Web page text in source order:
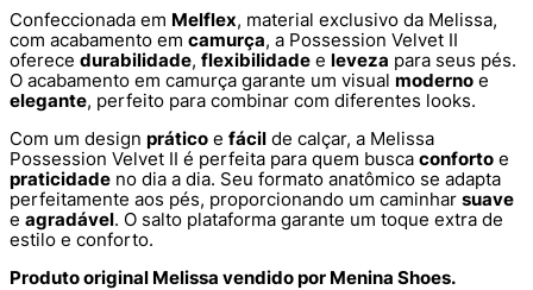
Confeccionada em Melflex, material exclusivo da Melissa,
com acabamento em camurça, a Possession Velvet II
oferece durabilidade, flexibilidade e leveza para seus pés.
O acabamento em camurça garante um visual moderno e
elegante, perfeito para combinar com diferentes looks.
Com um design prático e fácil de calçar, a Melissa
Possession Velvet II é perfeita para quem busca conforto e
praticidade no dia a dia. Seu formato anatômico se adapta
perfeitamente aos pés, proporcionando um caminhar suave
e agradável. O salto plataforma garante um toque extra de
estilo e conforto.
Produto original Melissa vendido por Menina Shoes.